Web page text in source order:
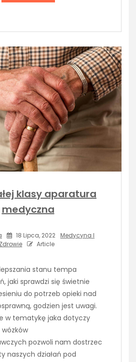
klasy aparatura
medyczna
18 Lipca, 2022
Medycyna I
Zdrowie
Article
stanu tempa
jaki sprawdzi się świetnie
do potrzeb opieki nad
godzien jest uwagi.
w tematykę jaka dotyczy
pozwoli nam dostrzec
naszych działań pod